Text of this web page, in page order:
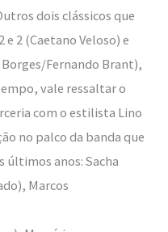
dois clássicos que
2 (Caetano Veloso) e
Fernando Brant),
vale ressaltar o
com o estilista Lino
no palco da banda que
últimos anos: Sacha
Marcos